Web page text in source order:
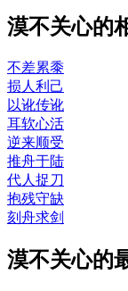
漠不关心的
不差累黍
损人利己
以讹传讹
耳软心活
逆来顺受
推舟于陆
代人捉刀
抱残守缺
刻舟求剑
漠不关心的